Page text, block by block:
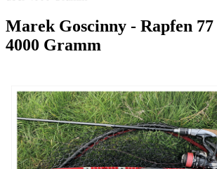
Marek Goscinny - Rapfen
4000 Gramm